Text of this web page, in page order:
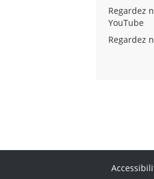
Regardez
YouTube
Regardez